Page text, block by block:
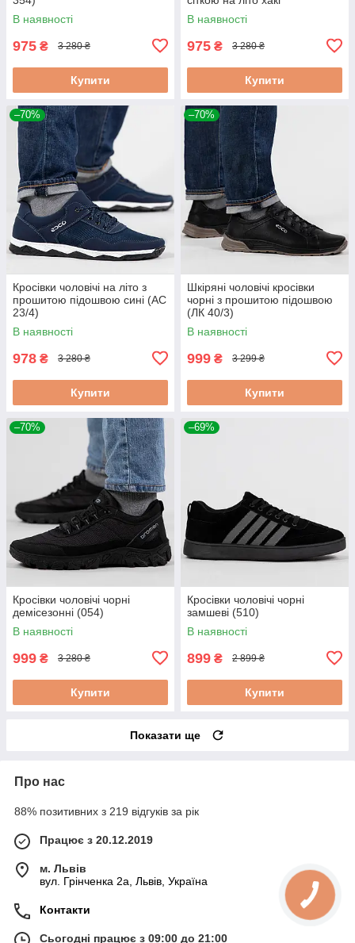
В наявності
975 ₴ 3 280 ₴
Купити
В наявності
975 ₴ 3 280 ₴
Купити
–70%
Кросівки чоловічі на літо з
прошитою підошвою сині (АС
23/4)
В наявності
978 ₴ 3 280 ₴
Купити
–70%
Шкіряні чоловічі кросівки
чорні з прошитою підошвою
(ЛК 40/3)
В наявності
999 ₴ 3 299 ₴
Купити
–70%
Кросівки чоловічі чорні
демісезонні (054)
В наявності
999 ₴ 3 280 ₴
Купити
–69%
Кросівки чоловічі чорні
замшеві (510)
В наявності
899 ₴ 2 899 ₴
Купити
Показати ще
Про нас
88% позитивних з 219 відгуків за рік
Працює з 20.12.2019
м. Львів
вул. Грінченка 2а, Львів, Україна
Контакти
Сьогодні працює з 09:00 до 21:00